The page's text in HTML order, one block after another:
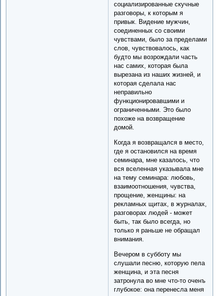
социализированные скучные
разговоры, к которым я
привык. Видение мужчин,
соединенных со своими
чувствами, было за пределами
слов, чувствовалось, как
будто мы возрождали часть
нас самих, которая была
вырезана из наших жизней, и
которая сделала нас
неправильно
функционировавшими и
ограниченными. Это было
похоже на возвращение
домой.
Когда я возвращался в место,
где я остановился на время
семинара, мне казалось, что
вся вселенная указывала мне
на тему семинара: любовь,
взаимоотношения, чувства,
прощение, женщины: на
рекламных щитах, в журналах,
разговорах людей - может
быть, так было всегда, но
только я раньше не обращал
внимания.
Вечером в субботу мы
слушали песню, которую пела
женщина, и эта песня
затронула во мне что-то оченъ
глубокое: она перенесла меня